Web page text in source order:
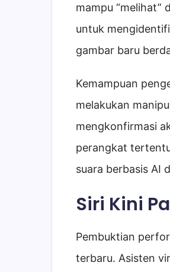
mampu “melihat”
untuk
gambar baru
Kemampuan
melakukan
mengkonfirmasi
perangkat
suara berbasis AI
Siri Kini
Pembuktian
terbaru. Asisten